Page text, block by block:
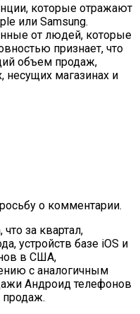
которые отражают
или Samsung.
от людей, которые
признает, что
объем продаж,
магазинах и
о комментарии.
за квартал,
устройств базе iOS и
в США,
с аналогичным
Андроид телефонов
продаж.